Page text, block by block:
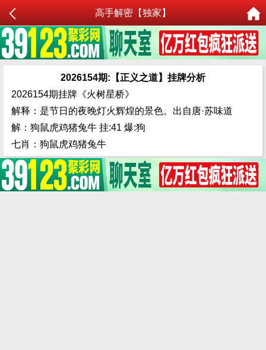
高手解密【独家】
2026154期:【正义之道】挂牌分析
2026154期挂牌《火树星桥》
解释：是节日的夜晚灯火辉煌的景色。出自唐·苏味道
解：狗鼠虎鸡猪兔牛 挂:41 爆:狗
七肖：狗鼠虎鸡猪兔牛